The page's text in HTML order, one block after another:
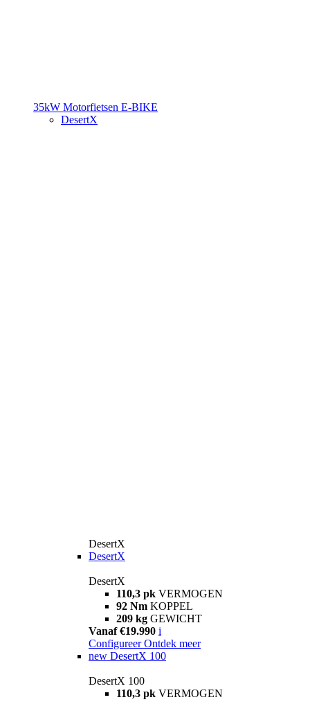
35kW Motorfietsen E-BIKE
DesertX
DesertX
DesertX
DesertX
110,3 pk VERMOGEN
92 Nm KOPPEL
209 kg GEWICHT
Vanaf €19.990 i
Configureer Ontdek meer
new DesertX 100
DesertX 100
110,3 pk VERMOGEN